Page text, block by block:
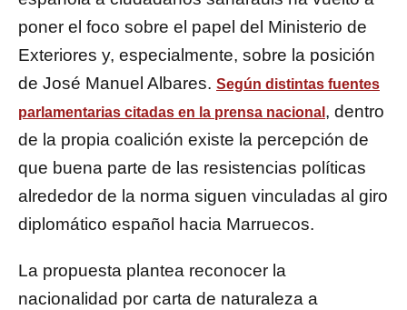
poner el foco sobre el papel del Ministerio de
Exteriores y, especialmente, sobre la posición
de José Manuel Albares. Según distintas fuentes
parlamentarias citadas en la prensa nacional , dentro
de la propia coalición existe la percepción de
que buena parte de las resistencias políticas
alrededor de la norma siguen vinculadas al giro
diplomático español hacia Marruecos.
La propuesta plantea reconocer la
nacionalidad por carta de naturaleza a